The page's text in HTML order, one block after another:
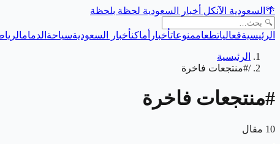
🌴 السعودية الآنكل أخبار السعودية لحظة بلحظة
الرئيسيةفعالياتطعاممنوعاتأخبار أماكنأخبار السعوديةسياحة الدمام
الرئيسية
/#منتجعات فاخرة
#منتجعات فاخرة
10 مقال